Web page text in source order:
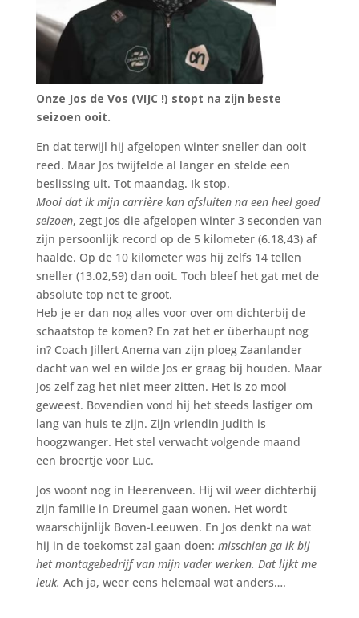
Onze Jos de Vos (VIJC !) stopt na zijn beste
seizoen ooit.
En dat terwijl hij afgelopen winter sneller dan ooit
reed. Maar Jos twijfelde al langer en stelde een
beslissing uit. Tot maandag. Ik stop.
Mooi dat ik mijn carrière kan afsluiten na een heel goed
seizoen, zegt Jos die afgelopen winter 3 seconden van
zijn persoonlijk record op de 5 kilometer (6.18,43) af
haalde. Op de 10 kilometer was hij zelfs 14 tellen
sneller (13.02,59) dan ooit. Toch bleef het gat met de
absolute top net te groot.
Heb je er dan nog alles voor over om dichterbij de
schaatstop te komen? En zat het er überhaupt nog
in? Coach Jillert Anema van zijn ploeg Zaanlander
dacht van wel en wilde Jos er graag bij houden. Maar
Jos zelf zag het niet meer zitten. Het is zo mooi
geweest. Bovendien vond hij het steeds lastiger om
lang van huis te zijn. Zijn vriendin Judith is
hoogzwanger. Het stel verwacht volgende maand
een broertje voor Luc.
Jos woont nog in Heerenveen. Hij wil weer dichterbij
zijn familie in Dreumel gaan wonen. Het wordt
waarschijnlijk Boven-Leeuwen. En Jos denkt na wat
hij in de toekomst zal gaan doen: misschien ga ik bij
het montagebedrijf van mijn vader werken. Dat lijkt me
leuk. Ach ja, weer eens helemaal wat anders….